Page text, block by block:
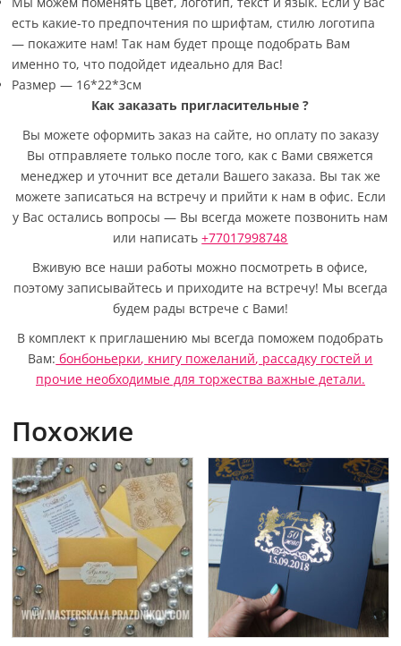
есть какие-то предпочтения по шрифтам, стилю логотипа
— покажите нам! Так нам будет проще подобрать Вам
именно то, что подойдет идеально для Вас!
Размер — 16*22*3см
Как заказать пригласительные?
Вы можете оформить заказ на сайте, но оплату по заказу
Вы отправляете только после того, как с Вами свяжется
менеджер и уточнит все детали Вашего заказа. Вы так же
можете записаться на встречу и прийти к нам в офис. Если
у Вас остались вопросы — Вы всегда можете позвонить нам
или написать+77017998748
Вживую все наши работы можно посмотреть в офисе,
поэтому записывайтесь и приходите на встречу! Мы всегда
будем рады встрече с Вами!
В комплект к приглашению мы всегда поможем подобрать
Вам: бонбоньерки, книгу пожеланий, рассадку гостей и
прочие необходимые для торжества важные детали.
Похожие